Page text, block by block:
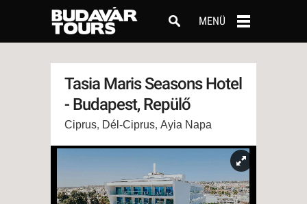
MENÜ
Tasia Maris Seasons Hotel
- Budapest, Repülő
Ciprus, Dél-Ciprus, Ayia Napa